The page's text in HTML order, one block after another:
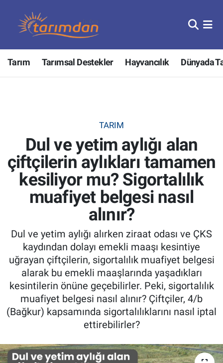
Tarım Tarımsal Destekler Hayvancılık Dünyada
TARIM
Dul ve yetim aylığı alan
çiftçilerin aylıkları tamamen
kesiliyor mu? Sigortalılık
muafiyet belgesi nasıl
alınır?
Dul ve yetim aylığı alırken ziraat odası ve ÇKS
kaydından dolayı emekli maaşı kesintiye
uğrayan çiftçilerin, sigortalılık muafiyet belgesi
alarak bu emekli maaşlarında yaşadıkları
kesintilerin önüne geçebilirler. Peki, sigortalılık
muafiyet belgesi nasıl alınır? Çiftçiler, 4/b
(Bağkur) kapsamında sigortalılıklarını nasıl iptal
ettirebilirler?
Tarım
Hayvancılık
Tarımsal Destekler
Tarım Bakanlığı
Tarım Kredi Kooperatifleri
Pankobirlik
Et fiyatları
Tarım Bilgisi
Yetiştirici Soruyor
Dünyada Tarım
Nöbetçi Eczaneler
Hava Durumu
Tüm Manşetler
Son Dakika Haberleri
Haber Arşivi